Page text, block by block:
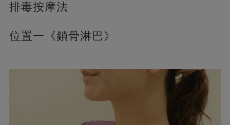
排毒按摩法
位置一《鎖骨淋巴》